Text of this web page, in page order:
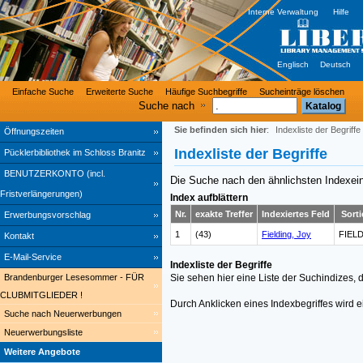
Öffnungszeiten
Pücklerbibliothek im Schloss Branitz
BENUTZERKONTO (incl.
Fristverlängerungen)
Erwerbungsvorschlag
Kontakt
E-Mail-Service
Einfache Suche Erweiterte Suche Häufige Suchbegriffe Sucheinträge löschen
Interne Verwaltung Hilfe
Englisch Deutsch
Brandenburger Lesesommer - FÜR
CLUBMITGLIEDER !
Suche nach Neuerwerbungen
Neuerwerbungsliste
Weitere Angebote
Sie befinden sich hier: Indexliste der Begriffe
Indexliste der Begriffe
Die Suche nach den ähnlichsten
Index aufblättern
Nr. exakte Treffer Indexiertes Feld
1 (43) Fielding, Joy
Indexliste der Begriffe
Sie sehen hier eine Liste der Suchindizes,
Durch Anklicken eines Indexbegriffes wird
Suche nach